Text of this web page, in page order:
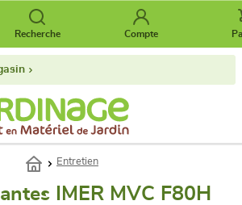
Recherche Compte
Entretien
IMER MVC F80H